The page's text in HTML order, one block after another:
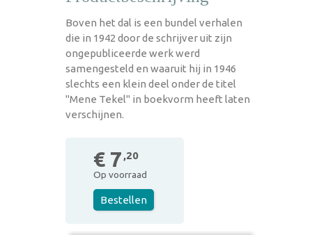
Boven het dal is een bundel verhalen
die in 1942 door de schrijver uit zijn
ongepubliceerde werk werd
samengesteld en waaruit hij in 1946
slechts een klein deel onder de titel
"Mene Tekel" in boekvorm heeft laten
verschijnen.
€ 7 ,20
Op voorraad
Bestellen